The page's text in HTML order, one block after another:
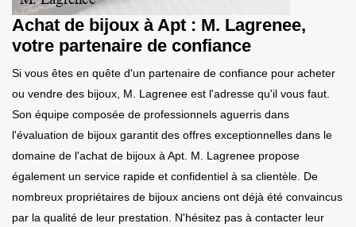
Achat de bijoux à Apt : M. Lagrenee,
votre partenaire de confiance
Si vous êtes en quête d'un partenaire de confiance pour acheter
ou vendre des bijoux, M. Lagrenee est l'adresse qu'il vous faut.
Son équipe composée de professionnels aguerris dans
l'évaluation de bijoux garantit des offres exceptionnelles dans le
domaine de l'achat de bijoux à Apt. M. Lagrenee propose
également un service rapide et confidentiel à sa clientèle. De
nombreux propriétaires de bijoux anciens ont déjà été convaincus
par la qualité de leur prestation. N'hésitez pas à contacter leur